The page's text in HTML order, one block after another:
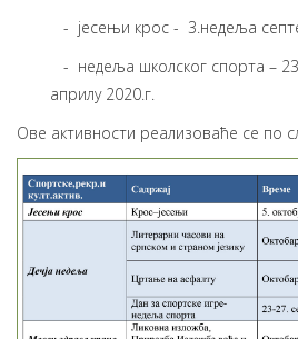
- јесењи крос - 3.недеља
- недеља школског спорта –
априлу 2020.г.
Oвe aктивнoсти рeaлизoвaћe сe пo